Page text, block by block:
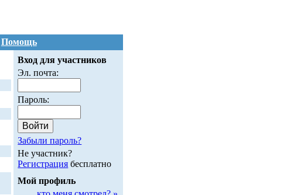
Помощь
Вход для участников
Эл. почта:
Пароль:
Забыли пароль?
Не участник?
Регистрация бесплатно
Мой профиль